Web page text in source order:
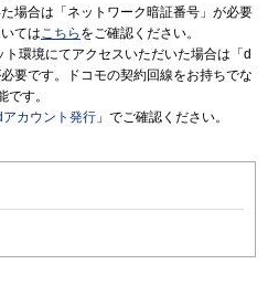
場合は「ネットワーク暗証番号」が必要
てはこちら をご確認ください。
環境にてアクセスいただいた場合は「d
要です。ドコモの契約回線をお持ちでな
す。
アカウント発行 」でご確認ください。